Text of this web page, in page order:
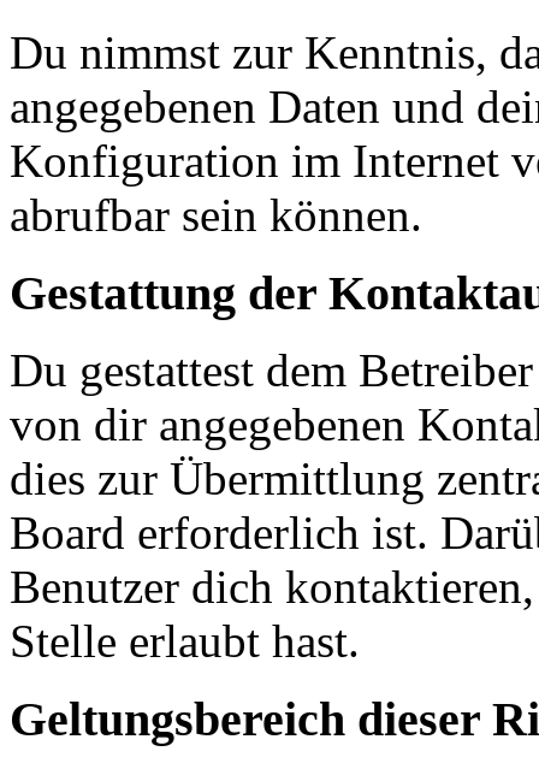
Du nimmst zur Kenntnis,
angegebenen Daten und
Konfiguration im Internet
abrufbar sein können.
Gestattung der
Du gestattest dem
von dir angegebenen
dies zur Übermittlung
Board erforderlich ist.
Benutzer dich
Stelle erlaubt hast.
Geltungsbereich dieser